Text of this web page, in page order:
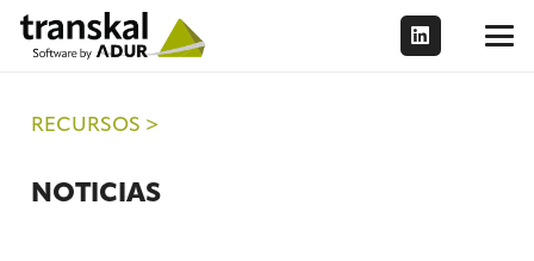
RECURSOS >
NOTICIAS